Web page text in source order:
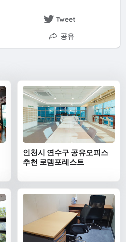
Tweet
공유
인천시 연수구 공유오피스
추천 로뎀포레스트